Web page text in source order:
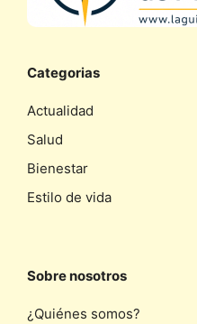
Categorias
Actualidad
Salud
Bienestar
Estilo de vida
Sobre nosotros
¿Quiénes somos?